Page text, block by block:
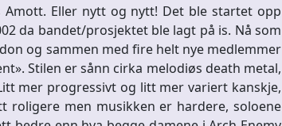
Eller nytt og nytt! Det ble startet opp
da bandet/prosjektet ble lagt på is. Nå som
og sammen med fire helt nye medlemmer
Stilen er sånn cirka melodiøs death metal,
mer progressivt og litt mer variert kanskje,
roligere men musikken er hardere, soloene